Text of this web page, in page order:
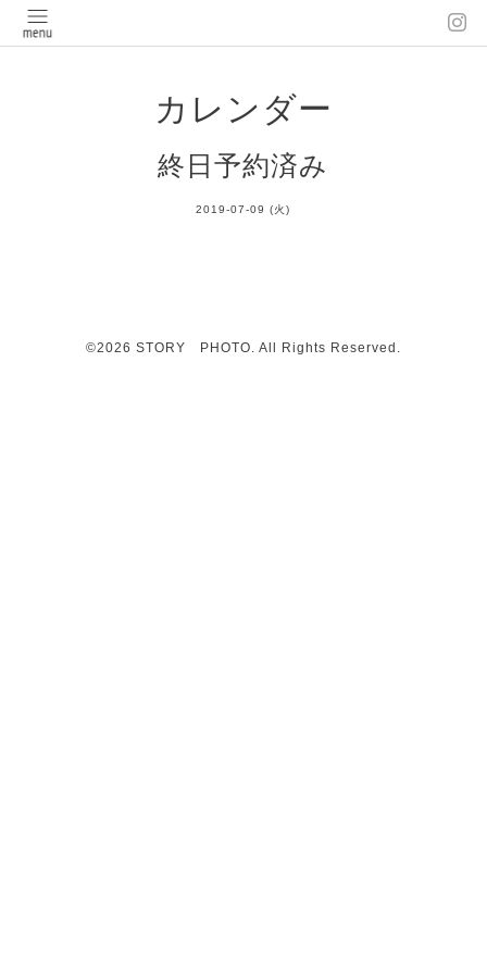
カレンダー
終日予約済み
2019-07-09 (火)
©2026 STORY PHOTO. All Rights Reserved.